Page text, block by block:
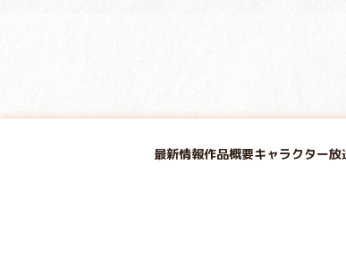
最新情報作品概要キャラクター放